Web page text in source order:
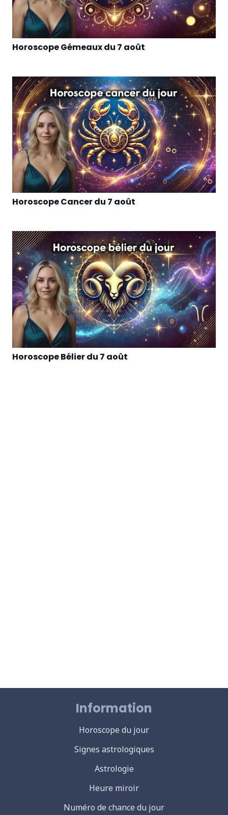
Horoscope Gémeaux du 7 août
Horoscope Cancer du 7 août
Horoscope Bélier du 7 août
Information
Horoscope du jour
Signes astrologiques
Astrologie
Heure miroir
Numéro de chance du jour